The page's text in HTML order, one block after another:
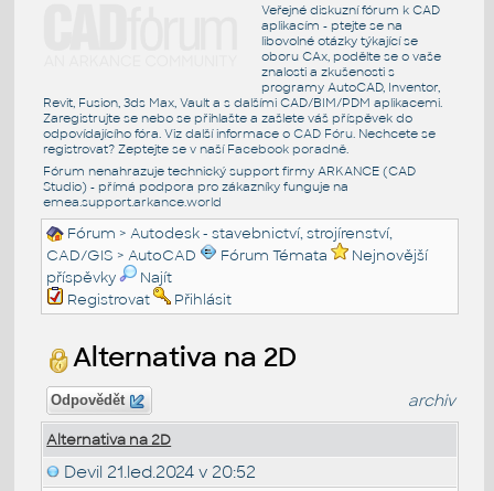
Veřejné diskuzní fórum k CAD
aplikacím - ptejte se na
libovolné otázky týkající se
oboru CAx, podělte se o vaše
znalosti a zkušenosti s
programy AutoCAD, Inventor,
Revit, Fusion, 3ds Max, Vault a s dalšími CAD/BIM/PDM aplikacemi.
Zaregistrujte se nebo se přihlašte a zašlete váš příspěvek do
odpovídajícího fóra. Viz další informace o CAD Fóru. Nechcete se
registrovat? Zeptejte se v naší Facebook poradně.
Fórum nenahrazuje technický support firmy ARKANCE (CAD
Studio) - přímá podpora pro zákazníky funguje na
emea.support.arkance.world
Fórum >Autodesk - stavebnictví, strojírenství,
CAD/GIS >AutoCAD Fórum Témata
Nejnovější
příspěvky
Najít
Registrovat
Přihlásit
Alternativa na 2D
Odpovědět archiv
Alternativa na 2D
Devil 21.led.2024 v 20:52